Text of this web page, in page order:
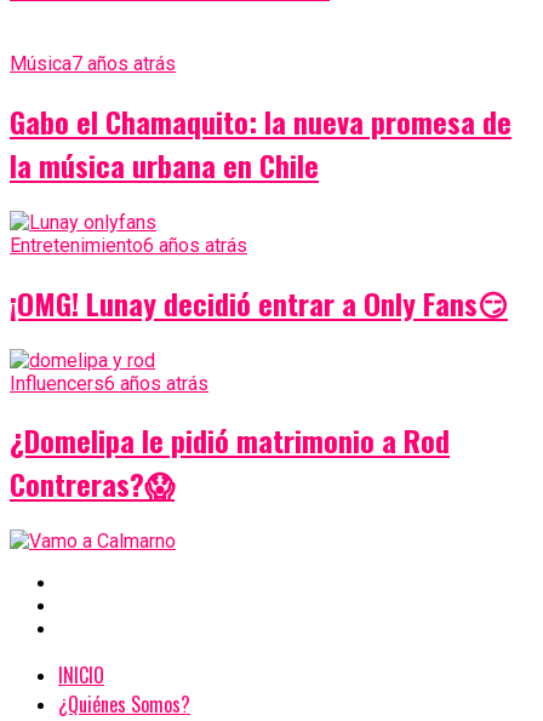
Música7 años atrás
Gabo el Chamaquito: la nueva promesa de
la música urbana en Chile
Entretenimiento6 años atrás
¡OMG! Lunay decidió entrar a Only Fans😏
Influencers6 años atrás
¿Domelipa le pidió matrimonio a Rod
Contreras?😱
INICIO
¿Quiénes Somos?